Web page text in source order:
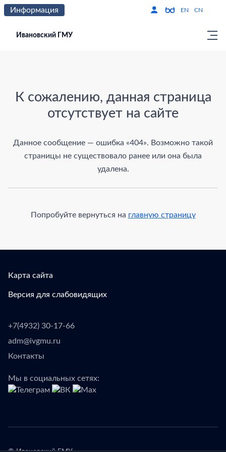
Информация Версия для
EN CN
Ивановский ГМУ
К сожалению, данная страница
отсутствует на сайте
Данное сообщение — ошибка «404». Возможно такой
страницы не существовало ранее или она была
удалена.
Попробуйте вернуться на главную страницу
Карта сайта
Версия для слабовидящих
+7(4932) 30-17-66
adm@ivgmu.ru
Контакты
Мы в социальных сетях: